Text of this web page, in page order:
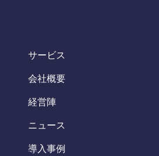
サービス
会社概要
経営陣
ニュース
導入事例